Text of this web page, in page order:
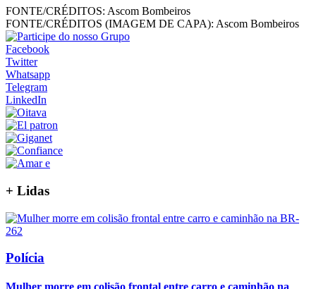
FONTE/CRÉDITOS: Ascom Bombeiros
FONTE/CRÉDITOS (IMAGEM DE CAPA): Ascom Bombeiros
Facebook
Twitter
Whatsapp
Telegram
LinkedIn
+ Lidas
Polícia